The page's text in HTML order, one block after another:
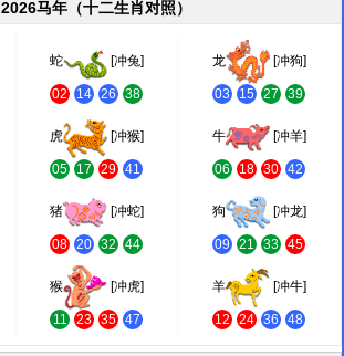
2026马年（十二生肖对照）
蛇 [冲兔]
02 14 26 38
龙 [冲狗]
03 15 27 39
虎 [冲猴]
05 17 29 41
牛 [冲羊]
06 18 30 42
猪 [冲蛇]
08 20 32 44
狗 [冲龙]
09 21 33 45
猴 [冲虎]
11 23 35 47
羊 [冲牛]
12 24 36 48